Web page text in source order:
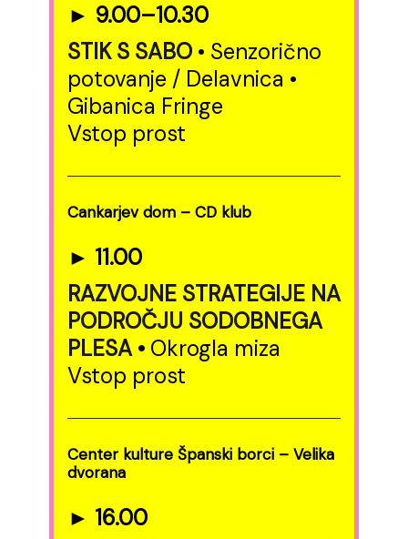
► 9.00–10.30
STIK S SABO • Senzorično
potovanje / Delavnica •
Gibanica Fringe
Vstop prost
Cankarjev dom – CD klub
► 11.00
RAZVOJNE STRATEGIJE NA
PODROČJU SODOBNEGA
PLESA• Okrogla miza
Vstop prost
Center kulture Španski borci – Velika
dvorana
► 16.00